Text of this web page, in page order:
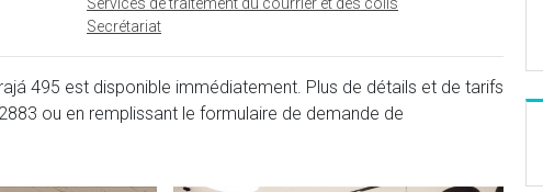
Secrétariat
495 est disponible immédiatement. Plus de détails et de tarifs
ou en remplissant le formulaire de demande de